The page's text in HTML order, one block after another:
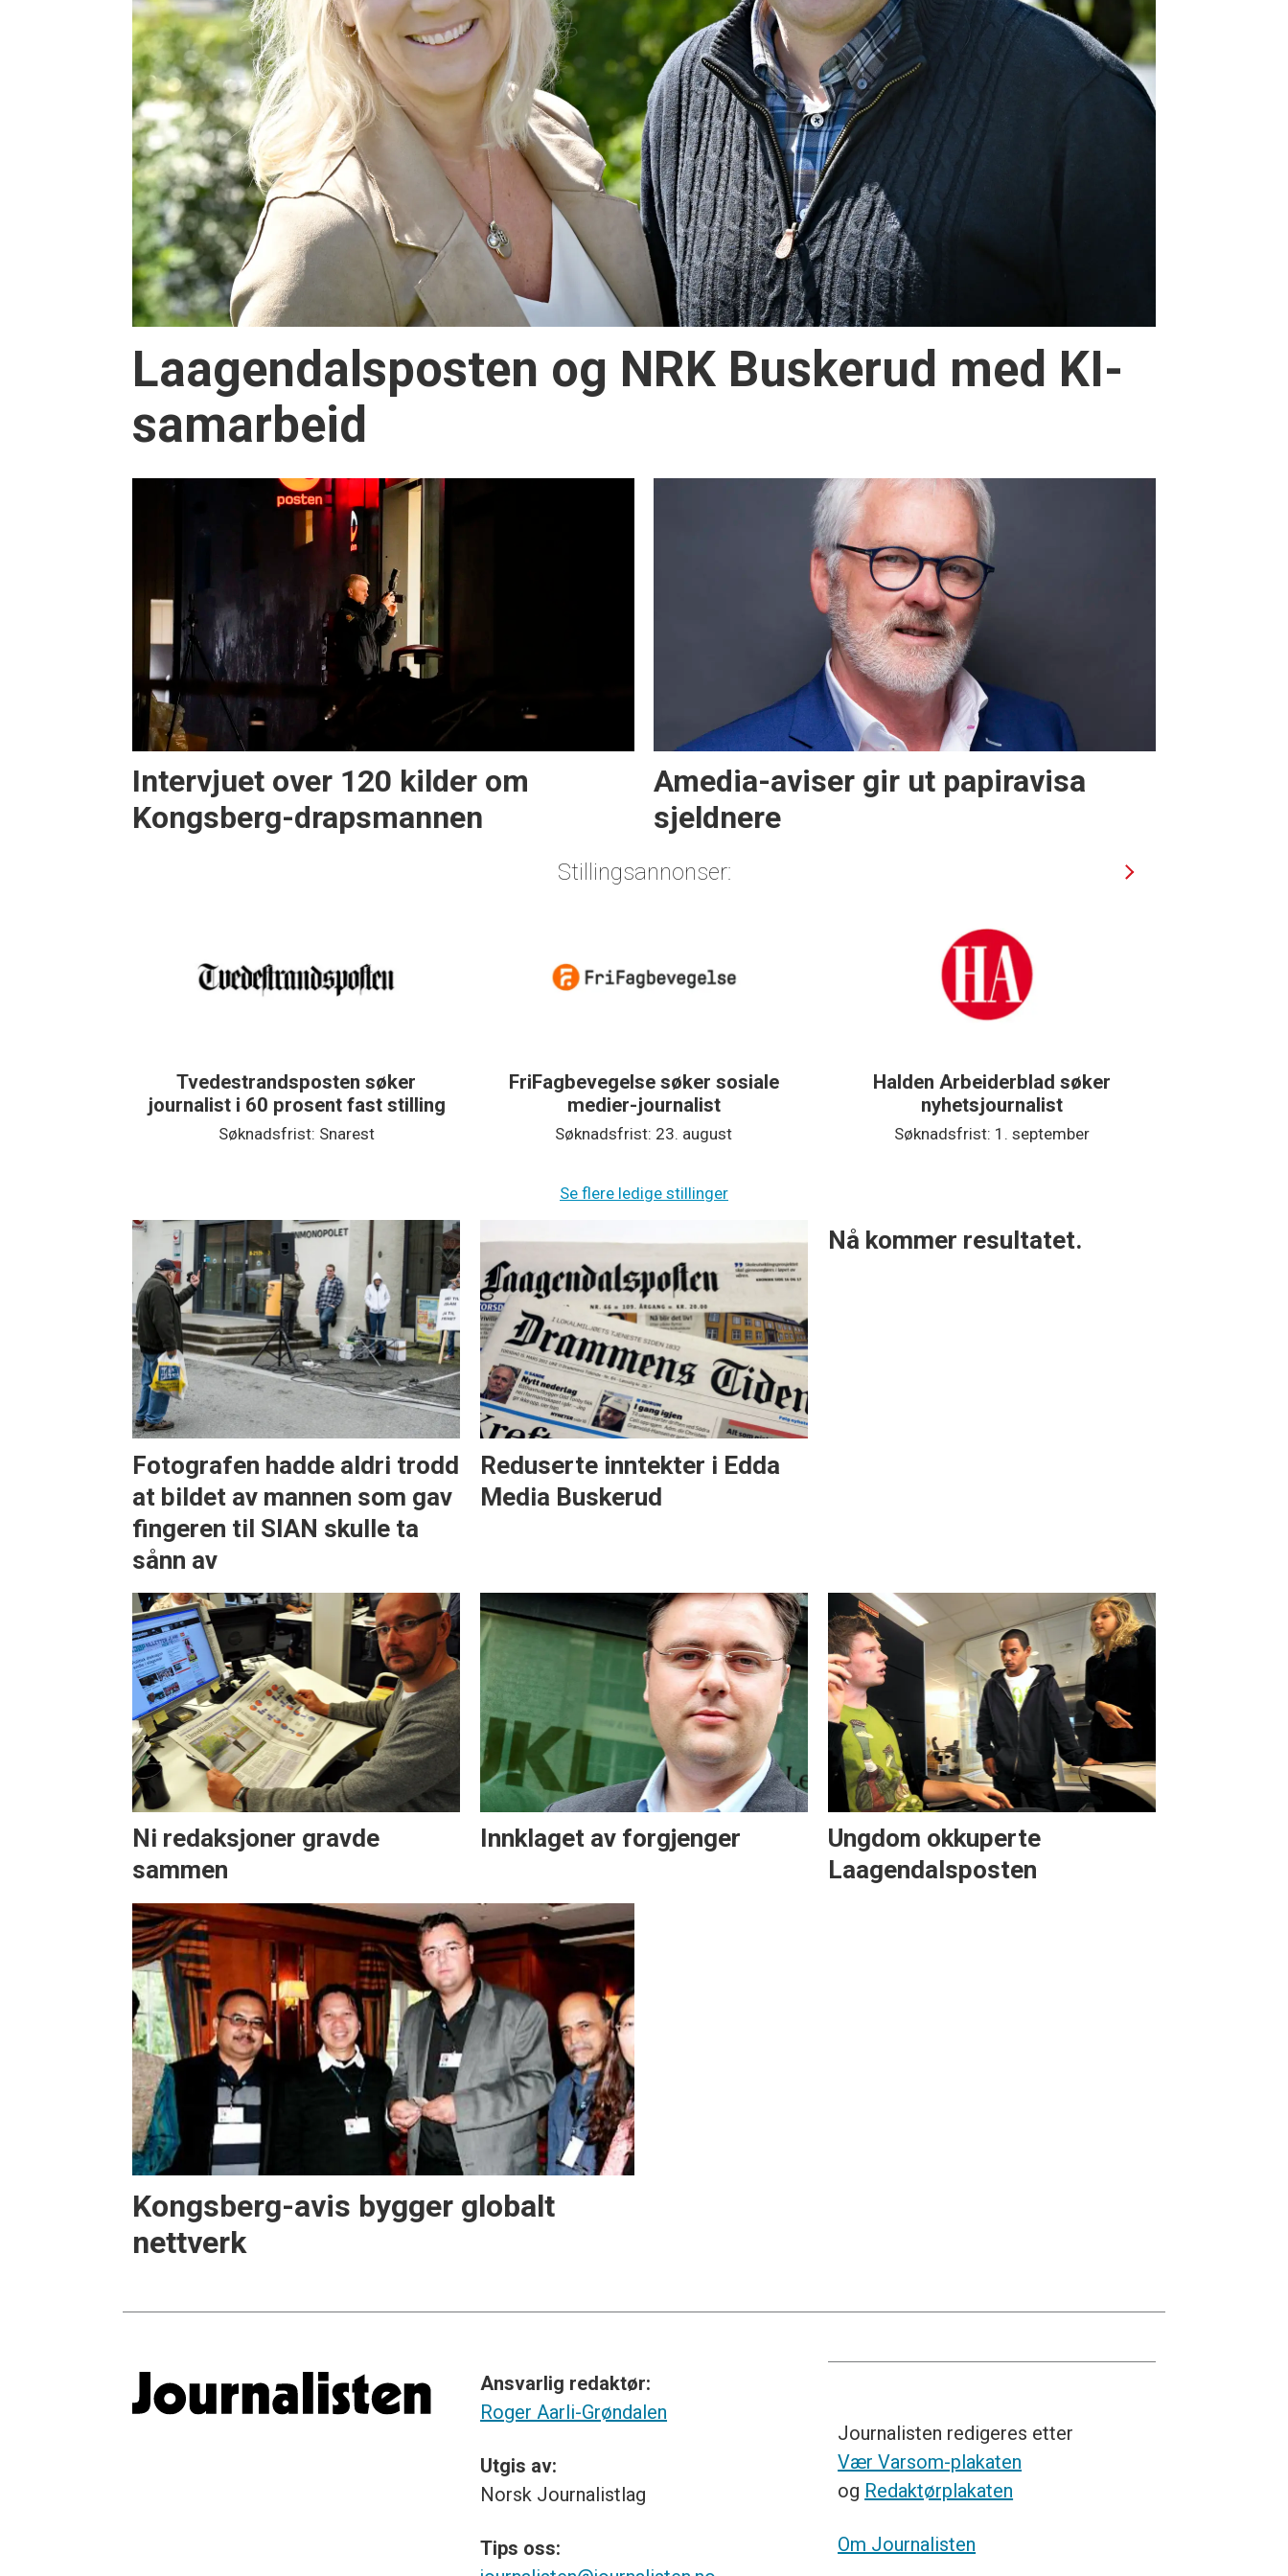
Laagendalsposten og NRK Buskerud med KI-
samarbeid
Intervjuet over 120 kilder om
Kongsberg-drapsmannen
Amedia-aviser gir ut papiravisa
sjeldnere
Stillingsannonser:
Tvedestrandsposten søker
journalist i 60 prosent fast stilling
Søknadsfrist: Snarest
FriFagbevegelse søker sosiale
medier-journalist
Søknadsfrist: 23. august
Halden Arbeiderblad søker
nyhetsjournalist
Søknadsfrist: 1. september
Se flere ledige stillinger
Fotografen hadde aldri trodd
at bildet av mannen som gav
fingeren til SIAN skulle ta
sånn av
Reduserte inntekter i Edda
Media Buskerud
Nå kommer resultatet.
Ni redaksjoner gravde
sammen
Innklaget av forgjenger
Ungdom okkuperte
Laagendalsposten
Kongsberg-avis bygger globalt
nettverk
Ansvarlig redaktør:
Roger Aarli-Grøndalen
Utgis av:
Norsk Journalistlag
Tips oss:
Journalisten redigeres etter
Vær Varsom-plakaten
og Redaktørplakaten
Om Journalisten